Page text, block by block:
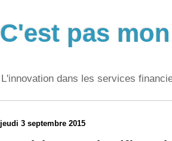
C'est pas
L'innovation dans les services
jeudi 3 septembre 2015